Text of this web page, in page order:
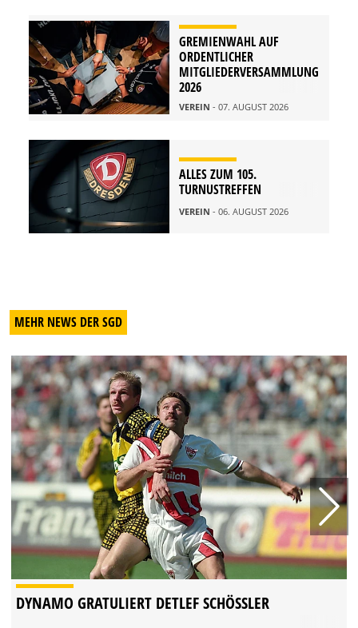
GREMIENWAHL AUF
ORDENTLICHER
MITGLIEDERVERSAMMLUNG
2026
VEREIN - 07. AUGUST 2026
ALLES ZUM 105.
TURNUSTREFFEN
VEREIN - 06. AUGUST 2026
MEHR NEWS DER SGD
DYNAMO GRATULIERT DETLEF SCHÖSSLER